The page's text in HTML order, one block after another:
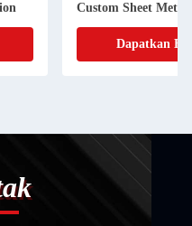
Custom Sheet
Dapatkan